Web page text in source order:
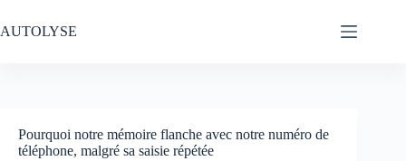
au
contenu
AUTOLYSE
Pourquoi notre mémoire flanche avec notre numéro de
téléphone, malgré sa saisie répétée